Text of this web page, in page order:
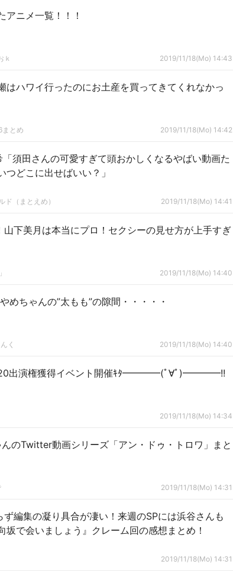
アニメ一覧！！！
ｋ 2019/11/18(Mo) 14:43
はハワイ行ったのにお土産を買ってきてくれなかっ
まとめ 2019/11/18(Mo) 14:42
「須田さんの可愛すぎて頭おかしくなるやばい動画た
つどこに出せばいい？」
ド（まとえめ） 2019/11/18(Mo) 14:41
山下美月は本当にプロ！セクシーの見せ方が上手すぎ
2019/11/18(Mo) 14:40
めちゃんの”太もも”の隙間・・・・・
く 2019/11/18(Mo) 14:40
出演権獲得イベント開催ｷﾀ━━━━(ﾟ∀ﾟ)━━━━!!
2019/11/18(Mo) 14:34
んのTwitter動画シリーズ「アン・ドゥ・トロワ」まと
2019/11/18(Mo) 14:31
ず編集の凝り具合が凄い！来週のSPには浜谷さんも
坂で会いましょう』クレーム回の感想まとめ！
2019/11/18(Mo) 14:31